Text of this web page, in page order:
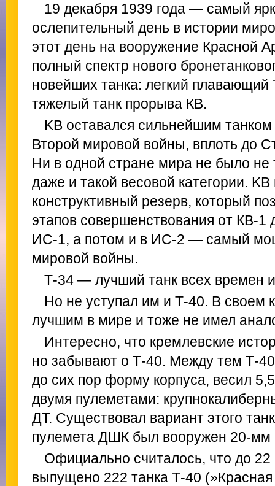
19 декабря 1939 года — самый
ослепительный день в истории
этот день на вооружение Красной
полный спектр нового
новейших танка: легкий
тяжелый танк прорыва КВ.
KB оставался сильнейшим
Второй мировой войны, вплоть до
Ни в одной стране мира не было не
даже и такой весовой категории.
конструктивный резерв, который
этапов совершенствования от КВ-1
ИС-1, а потом и в ИС-2 — самый
мировой войны.
Т-34 — лучший танк всех времен
Но не уступал им и Т-40. В своем
лучшим в мире и тоже не имел
Интересно, что кремлевские
но забывают о Т-40. Между тем Т-
до сих пор форму корпуса, весил
двумя пулеметами:
ДТ. Существовал вариант этого
пулемета ДШК был вооружен 20-мм
Официально считалось, что до
выпущено 222 танка Т-40